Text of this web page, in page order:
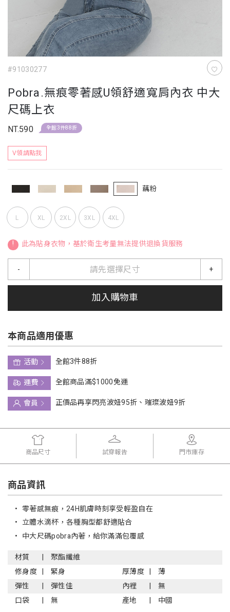
#91030277
Pobra.無痕零著感U領舒適寬肩內衣 中大
尺碼上衣
NT.590 全館3件88折
V領請點我
藕粉
L XL 2XL 3XL 4XL
! 此為貼身衣物，基於衛生考量無法提供退換貨服務
請先選擇尺寸
- +
加入購物車
本商品適用優惠
活動
全館3件88折
運費
全館商品滿$1000免運
會員
正價品再享閃亮波妞95折、璀璨波妞9折
商品尺寸 試穿報告 門市庫存
商品資訊
• 零著感無痕，24H肌膚時刻享受輕盈自在
• 立體水滴杯，各種胸型都舒適貼合
• 中大尺碼pobra內著，給你滿滿包覆感
材質
聚酯纖維
修身度
緊身 厚薄度
薄
彈性
彈性佳 內裡
無
口袋
無 產地 中國